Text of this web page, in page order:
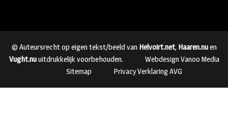
© Auteursrecht op eigen tekst/beeld van Helvoirt.net, Haaren.nuen
Vught.nuuitdrukkelijk voorbehouden.
Webdesign Vanoo Media
Sitemap
Privacy Verklaring AVG